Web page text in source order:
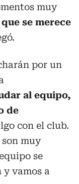
muy
se merece
por un
al equipo,
de
con el club.
muy
se
vamos a